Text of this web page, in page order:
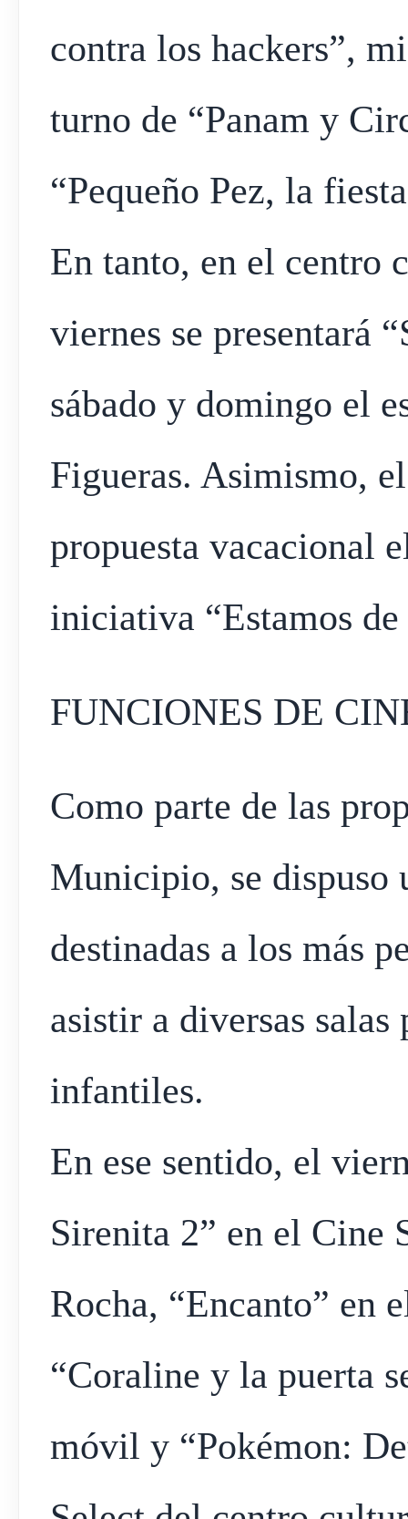
contra los hackers”,
turno de “Panam y
“Pequeño Pez, la
En tanto, en el centro
viernes se presentará
sábado y domingo el
Figueras. Asimismo,
propuesta vacacional
iniciativa “Estamos
FUNCIONES DE
Como parte de las
Municipio, se dispuso
destinadas a los más
asistir a diversas
infantiles.
En ese sentido, el
Sirenita 2” en el Cine
Rocha, “Encanto” en
“Coraline y la puerta
móvil y “Pokémon: